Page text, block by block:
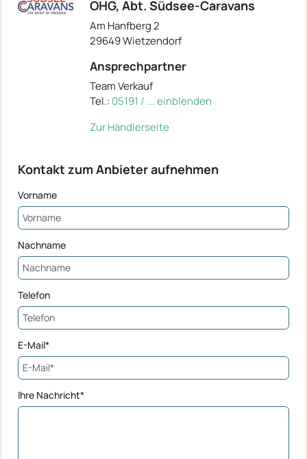
OHG, Abt. Südsee-Caravans
Am Hanfberg 2
29649 Wietzendorf
Ansprechpartner
Team Verkauf
Tel.: 05191 / ... einblenden
Zur Händlerseite
Kontakt zum Anbieter aufnehmen
Vorname
Nachname
Telefon
E-Mail*
Ihre Nachricht*